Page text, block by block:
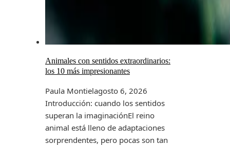
Animales con sentidos extraordinarios:
los 10 más impresionantes
Paula Montielagosto 6, 2026
Introducción: cuando los sentidos
superan la imaginaciónEl reino
animal está lleno de adaptaciones
sorprendentes, pero pocas son tan